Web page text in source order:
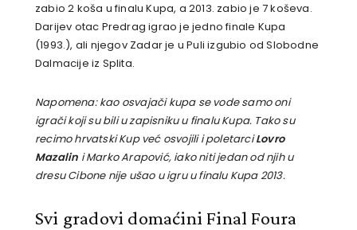
zabio 2 koša u finalu Kupa, a 2013. zabio je 7 koševa.
Darijev otac Predrag igrao je jedno finale Kupa
(1993.), ali njegov Zadar je u Puli izgubio od Slobodne
Dalmacije iz Splita.
Napomena: kao osvajači kupa se vode samo oni
igrači koji su bili u zapisniku u finalu Kupa. Tako su
recimo hrvatski Kup već osvojili i poletarciLovro
Mazalin i Marko Arapović, iako niti jedan od njih u
dresu Cibone nije ušao u igru u finalu Kupa 2013.
Svi gradovi domaćini Final Foura